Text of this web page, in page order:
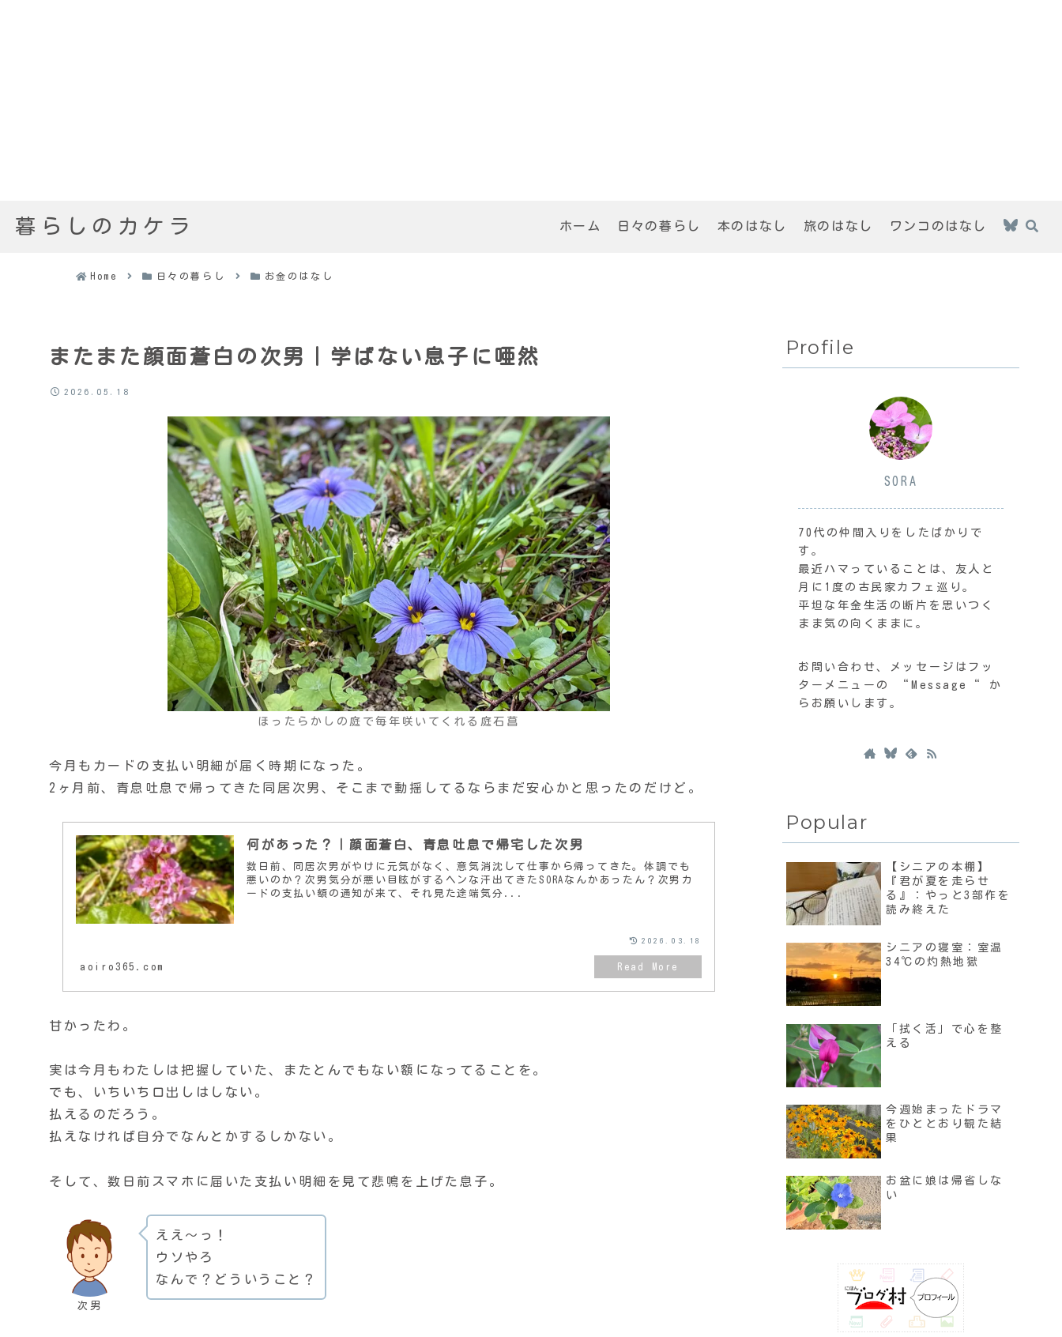
暮らしのカケラ ホーム 日々の暮らし 本のはなし 旅のはなし ワンコのはなし
Home 日々の暮らし お金のはなし
またまた顔面蒼白の次男｜学ばない息子に唖然
2026.05.18
ほったらかしの庭で毎年咲いてくれる庭石菖
今月もカードの支払い明細が届く時期になった。
2ヶ月前、青息吐息で帰ってきた同居次男、そこまで動揺してるならまだ安心かと思ったのだけど。
何があった？｜顔面蒼白、青息吐息で帰宅した次男
数日前、同居次男がやけに元気がなく、意気消沈して仕事から帰ってきた。体調でも
悪いのか？次男気分が悪い目眩がするヘンな汗出てきたSORAなんかあったん？次男カ
ードの支払い額の通知が来て、それ見た途端気分...
aoiro365.com
2026.03.18
甘かったわ。
実は今月もわたしは把握していた、またとんでもない額になってることを。
でも、いちいち口出しはしない。
払えるのだろう。
払えなければ自分でなんとかするしかない。
そして、数日前スマホに届いた支払い明細を見て悲鳴を上げた息子。
次男
ええ〜っ！
ウソやろ
なんで？どういうこと？
Profile
SORA
70代の仲間入りをしたばかりで
す。
最近ハマっていることは、友人と
月に1度の古民家カフェ巡り。
平坦な年金生活の断片を思いつく
まま気の向くままに。
お問い合わせ、メッセージはフッ
ターメニューの “Message“ か
らお願いします。
Popular
【シニアの本棚】
『君が夏を走らせ
る』：やっと3部作を
読み終えた
シニアの寝室：室温
34℃の灼熱地獄
「拭く活」で心を整
える
今週始まったドラマ
をひととおり観た結
果
お盆に娘は帰省しな
い